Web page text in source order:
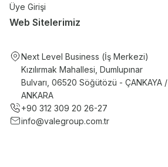
Üye Girişi
Web Sitelerimiz
Next Level Business (İş Merkezi)
Kızılırmak Mahallesi, Dumlupınar
Bulvarı, 06520 Söğütözü - ÇANKAYA /
ANKARA
+90 312 309 20 26-27
info@valegroup.com.tr